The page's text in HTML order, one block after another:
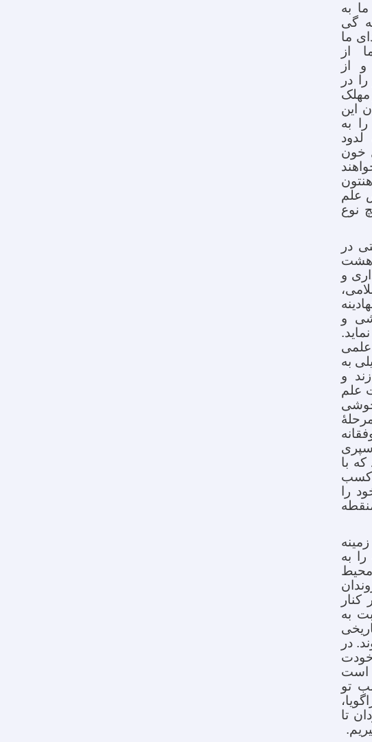
به
گی
ما
از
از
در
مهلک
این
به
خون
علم
نوع
در
هشت
و
و
علمی
به
و
علم
با
کسب
را
به
به
در
است
تو
تا